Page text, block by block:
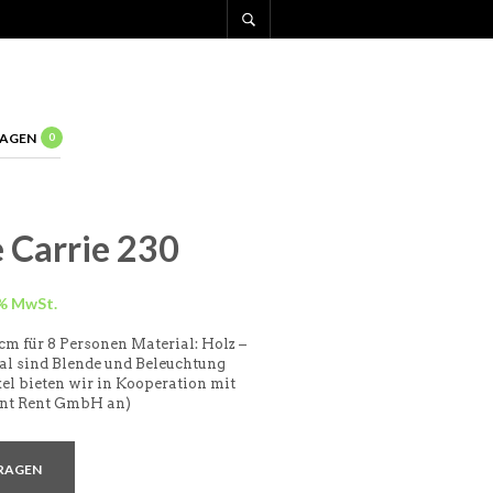
0
230
für 8 Personen Material: Holz –
sind Blende und Beleuchtung
bieten wir in Kooperation mit
Rent GmbH an)